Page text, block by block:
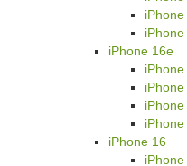
iPhone 16e
iPhone 16